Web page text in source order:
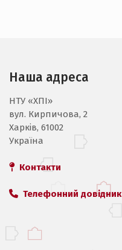
Наша адреса
НТУ «ХПI»
вул. Кирпичова, 2
Харків, 61002
Україна
Контакти
Телефонний довідник